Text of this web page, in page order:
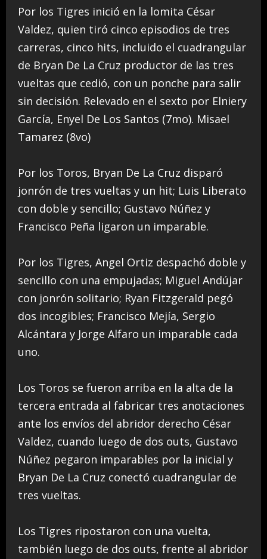
Por los Tigres inició en la lomita César
Valdez, quien tiró cinco episodios de tres
carreras, cinco hits, incluido el cuadrangular
de Bryan De La Cruz productor de las tres
vueltas que cedió, con un ponche para salir
sin decisión. Relevado en el sexto por Elniery
García, Enyel De Los Santos (7mo). Misael
Tamarez (8vo)
Por los Toros, Bryan De La Cruz disparó
jonrón de tres vueltas y un hit; Luis Liberato
con doble y sencillo; Gustavo Núñez y
Francisco Peña ligaron un imparable.
Por los Tigres, Angel Ortiz despachó doble y
sencillo con una empujadas; Miguel Andújar
con jonrón solitario; Ryan Fitzgerald pegó
dos incogibles; Francisco Mejía, Sergio
Alcántara y Jorge Alfaro un imparable cada
uno.
Los Toros se fueron arriba en la alta de la
tercera entrada al fabricar tres anotaciones
ante los envíos del abridor derecho César
Valdez, cuando luego de dos outs, Gustavo
Núñez pegaron imparables por la inicial y
Bryan De La Cruz conectó cuadrangular de
tres vueltas.
Los Tigres ripostaron con una vuelta,
también luego de dos outs, frente al abridor